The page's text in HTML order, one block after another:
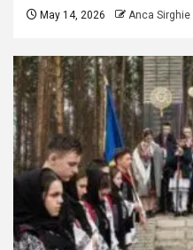
May 14, 2026 Anca Sirghie